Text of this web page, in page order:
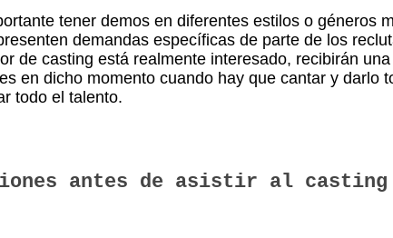
tener demos en diferentes estilos o géneros
demandas específicas de parte de los
de casting está realmente interesado, recibirán
en dicho momento cuando hay que cantar y darlo
todo el talento.
antes de asistir al